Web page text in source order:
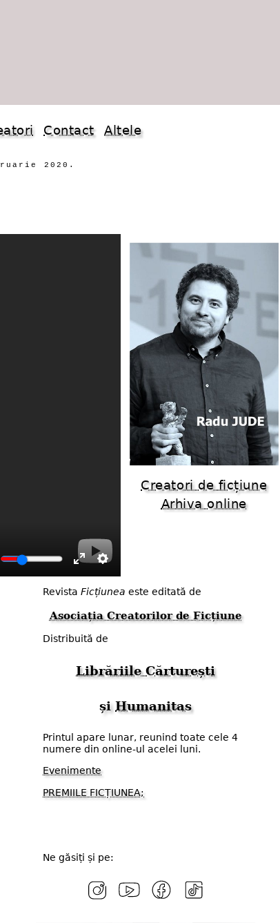
Contact Altele
2020.
Enter
fullscreen
Settings
Creatori de ficțiune
Arhiva online
Revista Ficțiunea este editată de
Asociația Creatorilor de Ficțiune
Distribuită de
Librăriile Cărturești
șiHumanitas
Printul apare lunar, reunind toate cele 4
numere din online-ul acelei luni.
Evenimente
PREMIILE FICȚIUNEA;
Ne găsiți și pe: